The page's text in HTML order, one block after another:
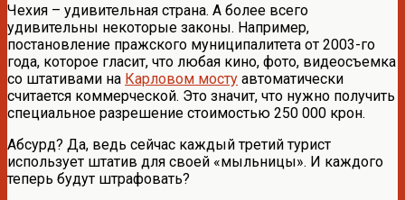
Чехия – удивительная страна. А более всего
удивительны некоторые законы. Например,
постановление пражского муниципалитета от 2003-го
года, которое гласит, что любая кино, фото, видеосъемка
со штативами на Карловом мосту автоматически
считается коммерческой. Это значит, что нужно получить
специальное разрешение стоимостью 250 000 крон.
Абсурд? Да, ведь сейчас каждый третий турист
использует штатив для своей «мыльницы». И каждого
теперь будут штрафовать?